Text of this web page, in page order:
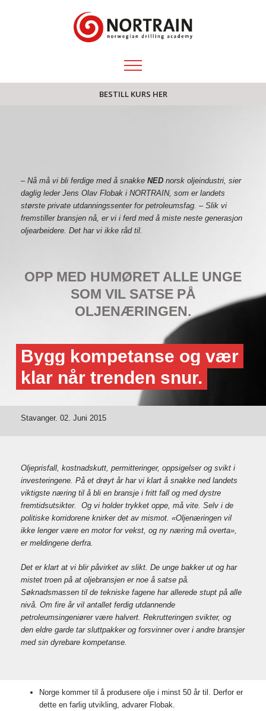
BESTILL KURS HER
– Nå må vi bli ferdige med å snakke NED norsk oljeindustri, sier
daglig leder Jens Olav Flobak i NORTRAIN, som er landets
største private utdanningssenter for petroleumsfag. – Slik vi
fremstiller bransjen nå, er vi i ferd med å miste neste generasjon
oljearbeidere. Det har vi ikke råd til.
OPP MED HUMØRET ALLE UNGE
SOM VIL SATSE PÅ
OLJENÆRINGEN.
Bygg kompetanse og vær
klar når trenden snur.
Stavanger. 02. Juni 2015
Oljeprisfall, kostnadskutt, permitteringer, oppsigelser og svikt i
investeringene. På et drøyt år har vi klart å snakke ned landets
viktigste næring til å bli en bransje i fritt fall og med dystre
fremtidsutsikter. Og vi holder trykket oppe, må vite. Selv i de
politiske korridorene knirker det av mismot. «Oljenæringen vil
ikke lenger være en motor for vekst, og ny næring må overta»,
er meldingene derfra.
Det er klart at vi blir påvirket av slikt. De unge bakker ut og har
mistet troen på at oljebransjen er noe å satse på.
Søknadsmassen til de tekniske fagene har allerede stupt på alle
nivå. Om fire år vil antallet ferdig utdannende
petroleumsingeniører være halvert. Rekrutteringen svikter, og
den eldre garde tar sluttpakker og forsvinner over i andre bransjer
med sin dyrebare kompetanse.
Norge kommer til å produsere olje i minst 50 år til. Derfor er
dette en farlig utvikling, advarer Flobak.